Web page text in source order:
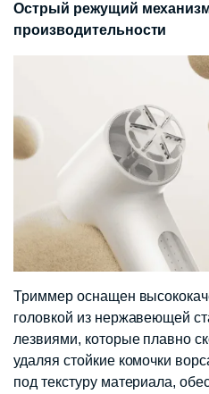
Острый режущий
производительности
Триммер оснащен
головкой из нержавеющей
лезвиями, которые плавно
удаляя стойкие комочки
под текстуру материала,